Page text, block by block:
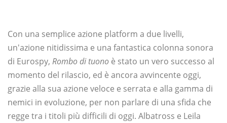
Con una semplice azione platform a due livelli,
un'azione nitidissima e una fantastica colonna sonora
di Eurospy, Rombo di tuono è stato un vero successo al
momento del rilascio, ed è ancora avvincente oggi,
grazie alla sua azione veloce e serrata e alla gamma di
nemici in evoluzione, per non parlare di una sfida che
regge tra i titoli più difficili di oggi. Albatross e Leila